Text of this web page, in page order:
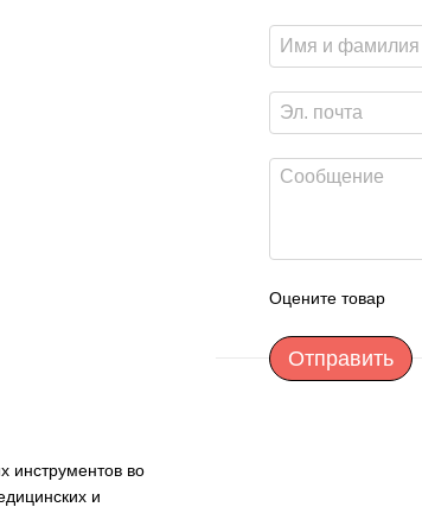
инструментов во
и
Оцените товар
Отправить